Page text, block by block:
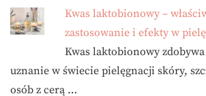
Kwas laktobionowy –
zastosowanie i efekty w
Kwas laktobionowy
uznanie w świecie pielęgnacji skóry,
osób z cerą …